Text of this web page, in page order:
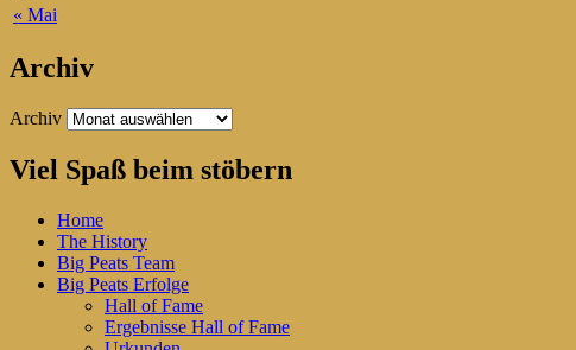
« Mai
Archiv
Archiv
Viel Spaß beim stöbern
Home
The History
Big Peats Team
Big Peats Erfolge
Hall of Fame
Ergebnisse Hall of Fame